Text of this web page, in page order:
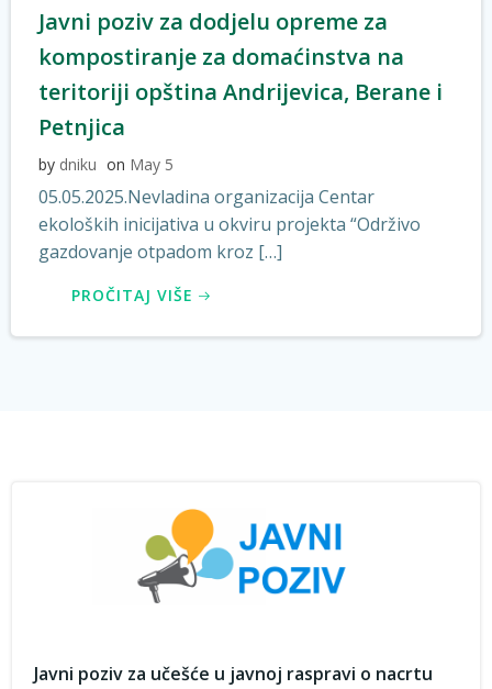
Javni poziv za dodjelu opreme za
kompostiranje za domaćinstva na
teritoriji opština Andrijevica, Berane i
Petnjica
by dniku on May 5
05.05.2025.Nevladina organizacija Centar
ekoloških inicijativa u okviru projekta “Održivo
gazdovanje otpadom kroz […]
PROČITAJ VIŠE
Javni poziv za učešće u javnoj raspravi o nacrtu